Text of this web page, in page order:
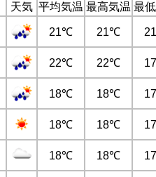
天気 平均気温 最高気温 最
21℃ 21℃
22℃ 22℃
18℃ 18℃
18℃ 18℃
18℃ 18℃